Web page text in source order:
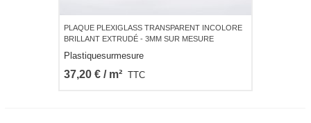
PLAQUE PLEXIGLASS TRANSPARENT INCOLORE
BRILLANT EXTRUDÉ - 3MM SUR MESURE
Plastiquesurmesure
37,20 € / m² TTC